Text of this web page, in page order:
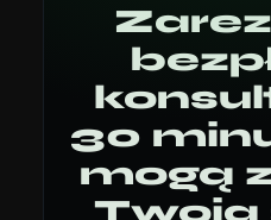
30
mogą
Twoją